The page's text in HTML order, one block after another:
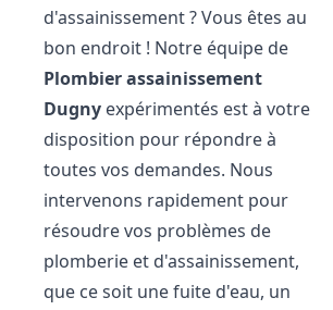
d'assainissement ? Vous êtes au
bon endroit ! Notre équipe de
Plombier assainissement
Dugny expérimentés est à votre
disposition pour répondre à
toutes vos demandes. Nous
intervenons rapidement pour
résoudre vos problèmes de
plomberie et d'assainissement,
que ce soit une fuite d'eau, un